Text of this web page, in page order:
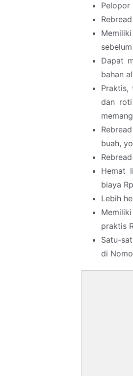
Pelopor
Dapat
bahan
Praktis,
dan
buah,
Hemat
biaya
Lebih
praktis
Satu-
di